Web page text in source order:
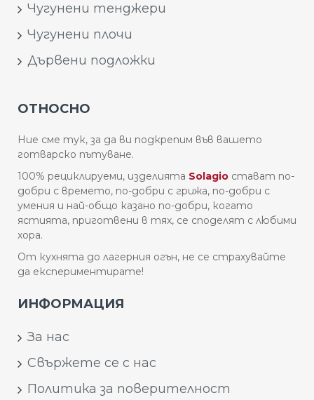
Чугунени тенджери
Чугунени плочи
Дървени подложки
ОТНОСНО
Ние сме тук, за да ви подкрепим във вашето
готварско пътуване.
100% рециклируеми, изделията Solagio стават по-
добри с времето, по-добри с грижа, по-добри с
умения и най-общо казано по-добри, когато
ястията, приготвени в тях, се споделят с любими
хора.
От кухнята до лагерния огън, не се страхувайте
да експериментирате!
ИНФОРМАЦИЯ
За нас
Свържете се с нас
Политика за поверителност